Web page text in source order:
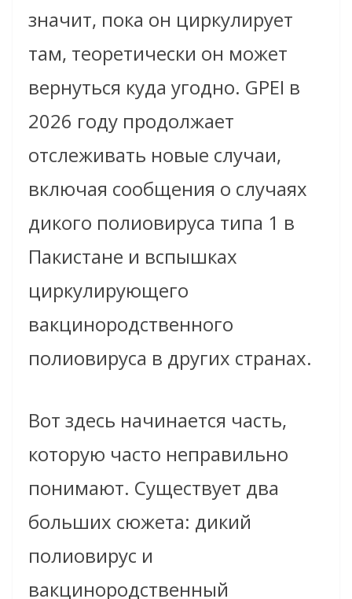
значит, пока он циркулирует
там, теоретически он может
вернуться куда угодно. GPEI в
2026 году продолжает
отслеживать новые случаи,
включая сообщения о случаях
дикого полиовируса типа 1 в
Пакистане и вспышках
циркулирующего
вакцинородственного
полиовируса в других странах.
Вот здесь начинается часть,
которую часто неправильно
понимают. Существует два
больших сюжета: дикий
полиовирус и
вакцинородственный